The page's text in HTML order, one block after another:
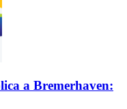
a Bremerhaven: